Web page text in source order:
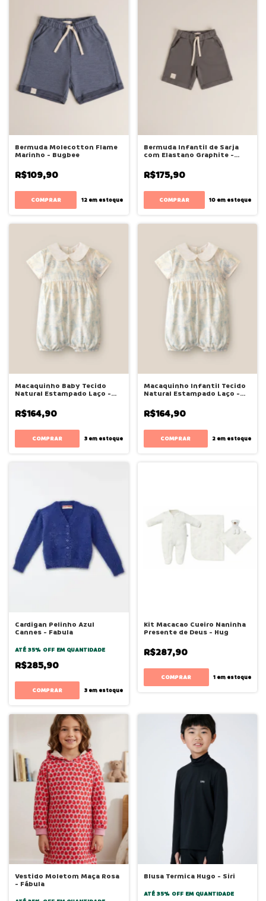
Bermuda Molecotton Flame
Marinho - Bugbee
R$109,90
COMPRAR 12em estoque
Bermuda Infantil de Sarja
com Elastano Graphite -
R$175,90
COMPRAR 10 em estoque
Macaquinho Baby Tecido
Natural Estampado Laço -
R$164,90
COMPRAR 3em estoque
Macaquinho Infantil Tecido
Natural Estampado Laço -
R$164,90
COMPRAR 2 em estoque
Cardigan Pelinho Azul
Cannes - Fabula
ATÉ 35% OFF EM QUANTIDADE
R$285,90
COMPRAR 3em estoque
Kit Macacao Cueiro Naninha
Presente de Deus - Hug
R$287,90
COMPRAR 1 em estoque
Vestido Moletom Maça Rosa
- Fábula
Blusa Termica Hugo - Siri
ATÉ 35% OFF EM QUANTIDADE